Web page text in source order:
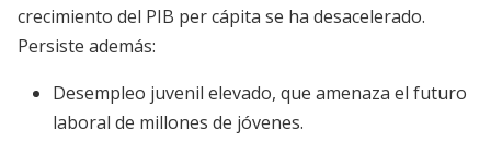
crecimiento del PIB per cápita se ha desacelerado.
Persiste además:
Desempleo juvenil elevado, que amenaza el futuro
laboral de millones de jóvenes.